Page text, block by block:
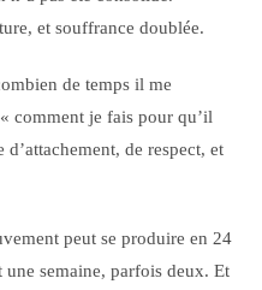
et souffrance doublée.
de temps il me
comment je fais pour qu’il
de respect, et
peut se produire en 24
une semaine, parfois deux. Et